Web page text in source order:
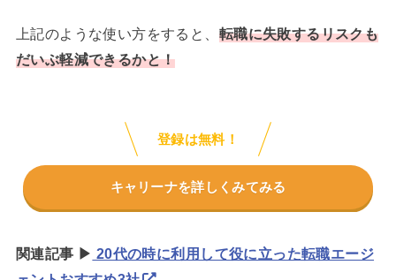
上記のような使い方をすると、 転職に失敗するリスクも
だいぶ軽減できるかと！
登録は無料！
キャリーナを詳しくみてみる
関連記事 ▶︎ 20代の時に利用して役に立った転職エージ